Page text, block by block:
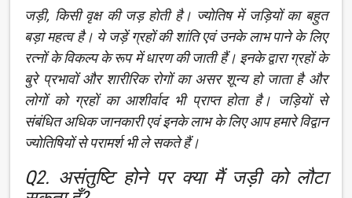
जड़ी, किसी वृक्ष की जड़ होती है। ज्योतिष में जड़ियों का बहुत
बड़ा महत्व है। ये जड़ें ग्रहों की शांति एवं उनके लाभ पाने के लिए
रत्नों के विकल्प के रूप में धारण की जाती हैं। इनके द्वारा ग्रहों के
बुरे प्रभावों और शारीरिक रोगों का असर शून्य हो जाता है और
लोगों को ग्रहों का आशीर्वाद भी प्राप्त होता है। जड़ियों से
संबंधित अधिक जानकारी एवं इनके लाभ के लिए आप हमारे विद्वान
ज्योतिषियों से परामर्श भी ले सकते हैं।
Q2. असंतुष्टि होने पर क्या मैं जड़ी को लौटा